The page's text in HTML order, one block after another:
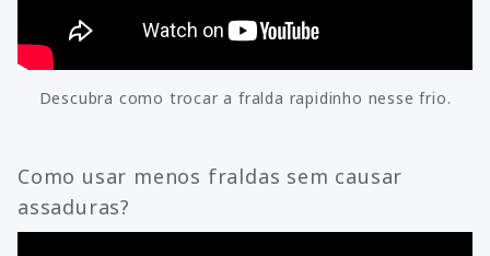
Descubra como trocar a fralda rapidinho nesse frio.
Como usar menos fraldas sem causar
assaduras?